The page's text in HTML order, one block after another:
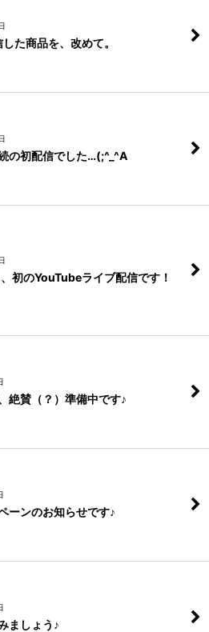
た商品を、改めて。
の初配信でした…(;^_^A
初のYouTubeライブ配信です！
絶賛（？）準備中です♪
ーンのお知らせです♪
ましょう♪